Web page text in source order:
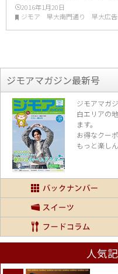
2016年1月20日
ジモア 早大南門通り 早大広
ジモアマガジン最新号
ジモアマガ
白エリアの
ます。
お得なクー
もっと楽し
人気